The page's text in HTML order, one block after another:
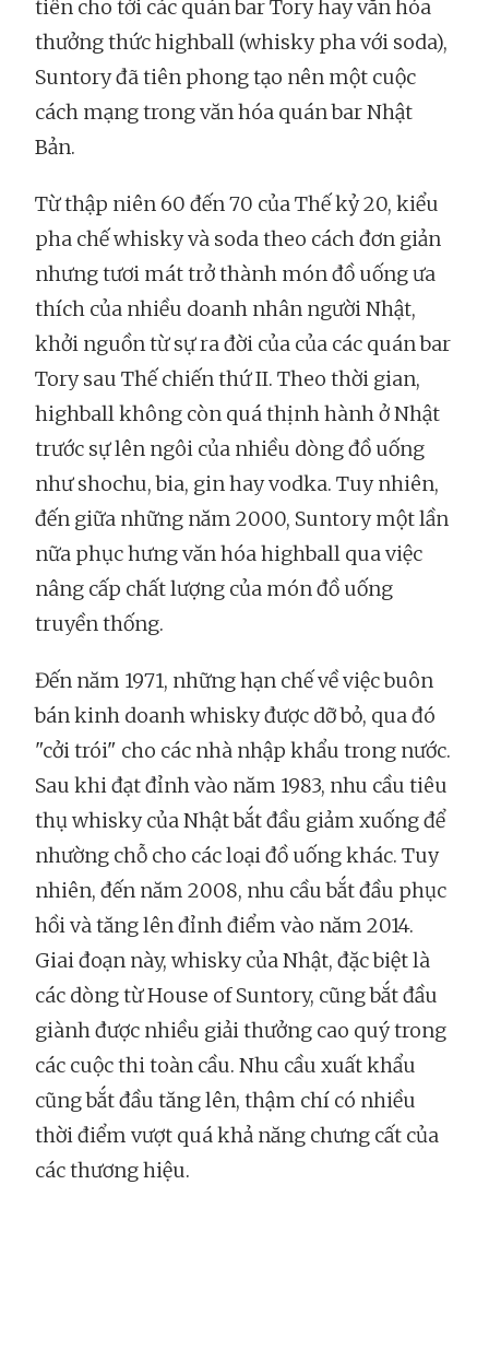
tiên cho tới các quán bar Tory hay văn hóa
thưởng thức highball (whisky pha với soda),
Suntory đã tiên phong tạo nên một cuộc
cách mạng trong văn hóa quán bar Nhật
Bản.
Từ thập niên 60 đến 70 của Thế kỷ 20, kiểu
pha chế whisky và soda theo cách đơn giản
nhưng tươi mát trở thành món đồ uống ưa
thích của nhiều doanh nhân người Nhật,
khởi nguồn từ sự ra đời của của các quán bar
Tory sau Thế chiến thứ II. Theo thời gian,
highball không còn quá thịnh hành ở Nhật
trước sự lên ngôi của nhiều dòng đồ uống
như shochu, bia, gin hay vodka. Tuy nhiên,
đến giữa những năm 2000, Suntory một lần
nữa phục hưng văn hóa highball qua việc
nâng cấp chất lượng của món đồ uống
truyền thống.
Đến năm 1971, những hạn chế về việc buôn
bán kinh doanh whisky được dỡ bỏ, qua đó
"cởi trói" cho các nhà nhập khẩu trong nước.
Sau khi đạt đỉnh vào năm 1983, nhu cầu tiêu
thụ whisky của Nhật bắt đầu giảm xuống để
nhường chỗ cho các loại đồ uống khác. Tuy
nhiên, đến năm 2008, nhu cầu bắt đầu phục
hồi và tăng lên đỉnh điểm vào năm 2014.
Giai đoạn này, whisky của Nhật, đặc biệt là
các dòng từ House of Suntory, cũng bắt đầu
giành được nhiều giải thưởng cao quý trong
các cuộc thi toàn cầu. Nhu cầu xuất khẩu
cũng bắt đầu tăng lên, thậm chí có nhiều
thời điểm vượt quá khả năng chưng cất của
các thương hiệu.